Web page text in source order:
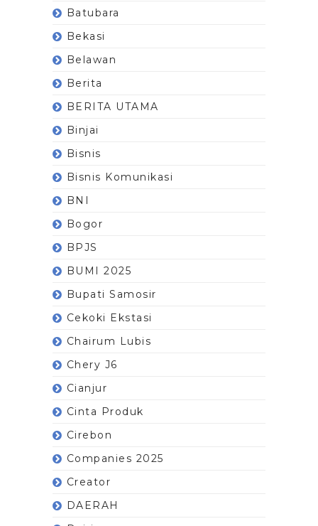
Batubara
Bekasi
Belawan
Berita
BERITA UTAMA
Binjai
Bisnis
Bisnis Komunikasi
BNI
Bogor
BPJS
BUMI 2025
Bupati Samosir
Cekoki Ekstasi
Chairum Lubis
Chery J6
Cianjur
Cinta Produk
Cirebon
Companies 2025
Creator
DAERAH